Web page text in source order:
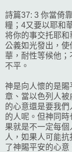
詩篇37: 3 你當倚
糧；4又要以耶和
将你的事交托耶
公義如光發出，使
華，耐性等候他
不平。
神是向人懷的是
章、當以色列人
的心意還是要我
的人呢。但神同
果就是不一定每
人，如果人可能
了神賜平安的心